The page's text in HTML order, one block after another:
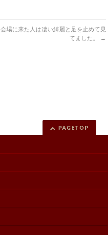
会場に来た人は凄い綺麗と足を止めて見
てました。
→
PAGETOP